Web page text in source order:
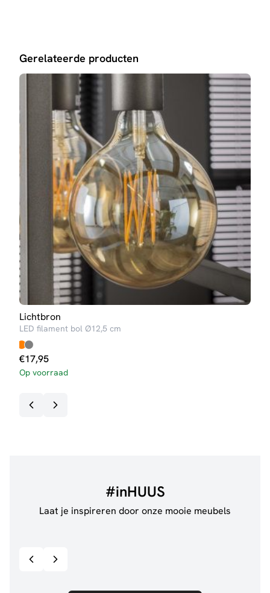
Gerelateerde producten
Lichtbron
LED filament bol Ø12,5 cm
€17,95
Op voorraad
#inHUUS
Laat je inspireren door onze mooie meubels